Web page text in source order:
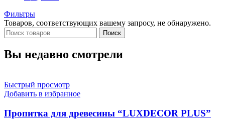
Фильтры
Товаров, соответствующих вашему запросу, не обнаружено.
Поиск
Вы недавно смотрели
Быстрый просмотр
Добавить в избранное
Пропитка для древесины “LUXDECOR PLUS”